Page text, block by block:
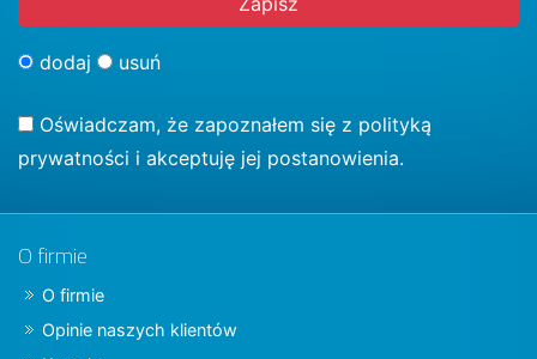
dodaj usuń
Oświadczam, że zapoznałem się z polityką
prywatności i akceptuję jej postanowienia.
O firmie
O firmie
Opinie naszych klientów